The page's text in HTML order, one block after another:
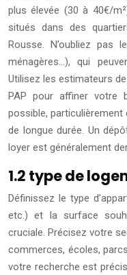
plus élevée (30 à 40€/
situés dans des
Rousse. N’oubliez pas
ménagères…), qui
Utilisez les estimateurs
PAP pour affiner votre
possible,
de longue durée. Un
loyer est généralement
1.2 type de
Définissez le type
etc.) et la surface
cruciale. Précisez votre
commerces, écoles,
votre recherche est